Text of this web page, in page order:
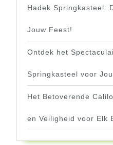
Hadek Springkasteel:
Jouw Feest!
Ontdek het
Springkasteel voor
Het Betoverende
en Veiligheid voor Elk